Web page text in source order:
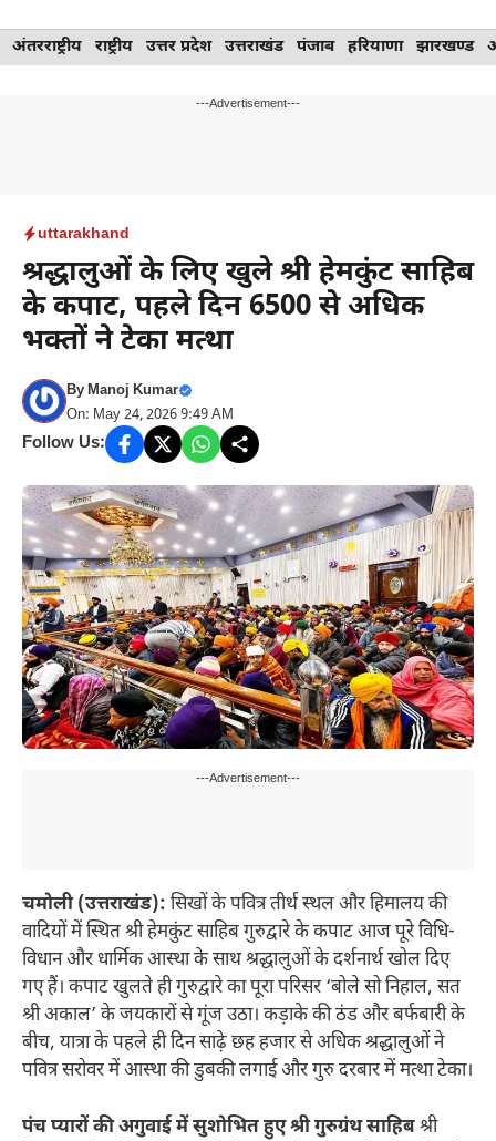
Skip
to
अंतरराष्ट्रीय राष्ट्रीय उत्तर प्रदेश उत्तराखंड पंजाब हरियाणा झारखण्ड
---Advertisement---
uttarakhand
श्रद्धालुओं के लिए खुले श्री हेमकुंट साहिब
के कपाट, पहले दिन 6500 से अधिक
भक्तों ने टेका मत्था
ByManoj Kumar
On: May 24, 2026 9:49 AM
Follow Us:
---Advertisement---
चमोली (उत्तराखंड): सिखों के पवित्र तीर्थ स्थल और हिमालय की
वादियों में स्थित श्री हेमकुंट साहिब गुरुद्वारे के कपाट आज पूरे विधि-
विधान और धार्मिक आस्था के साथ श्रद्धालुओं के दर्शनार्थ खोल दिए
गए हैं। कपाट खुलते ही गुरुद्वारे का पूरा परिसर ‘बोले सो निहाल, सत
श्री अकाल’ के जयकारों से गूंज उठा। कड़ाके की ठंड और बर्फबारी के
बीच, यात्रा के पहले ही दिन साढ़े छह हजार से अधिक श्रद्धालुओं ने
पवित्र सरोवर में आस्था की डुबकी लगाई और गुरु दरबार में मत्था टेका।
पंच प्यारों की अगुवाई में सुशोभित हुए श्री गुरुग्रंथ साहिबश्री